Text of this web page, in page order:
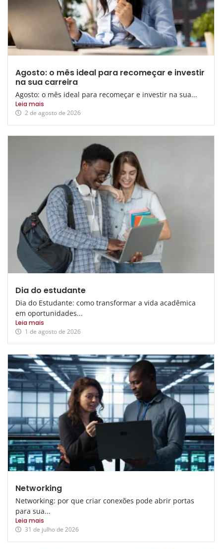
Agosto: o mês ideal para recomeçar e investir
na sua carreira
Agosto: o mês ideal para recomeçar e investir na sua...
Leia mais
2 de agosto de 2026
Dia do estudante
Dia do Estudante: como transformar a vida acadêmica
em oportunidades...
Leia mais
1 de agosto de 2026
Networking
Networking: por que criar conexões pode abrir portas
para sua...
Leia mais
31 de julho de 2026